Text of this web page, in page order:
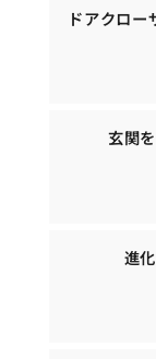
ドアクロ
玄関
進